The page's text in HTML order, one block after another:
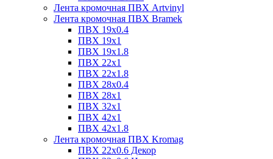
Лента кромочная ПВХ Artvinyl
Лента кромочная ПВХ Bramek
ПВХ 19x0.4
ПВХ 19х1
ПВХ 19х1.8
ПВХ 22х1
ПВХ 22х1.8
ПВХ 28х0.4
ПВХ 28х1
ПВХ 32x1
ПВХ 42х1
ПВХ 42х1.8
Лента кромочная ПВХ Kromag
ПВХ 22x0.6 Декор